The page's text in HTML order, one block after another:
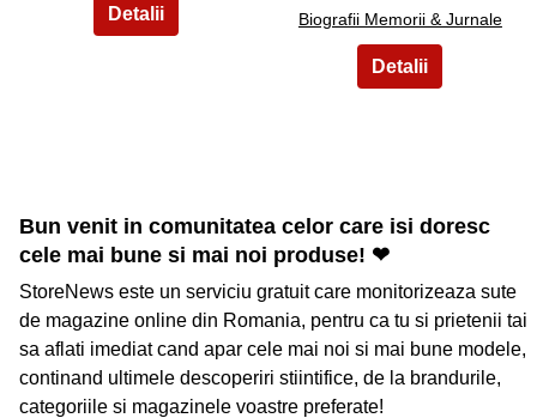
Biografii Memorii & Jurnale
Bun venit in comunitatea celor care isi doresc
cele mai bune si mai noi produse! ❤
StoreNews este un serviciu gratuit care monitorizeaza sute
de magazine online din Romania, pentru ca tu si prietenii tai
sa aflati imediat cand apar cele mai noi si mai bune modele,
continand ultimele descoperiri stiintifice, de la brandurile,
categoriile si magazinele voastre preferate!